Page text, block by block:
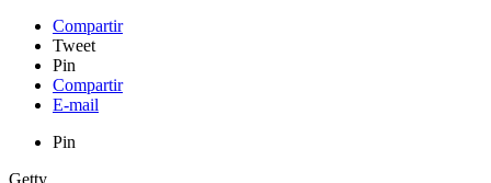
Compartir
Tweet
Pin
Compartir
E-mail
Pin
Getty